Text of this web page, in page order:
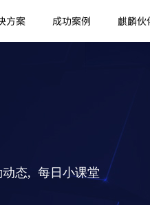
方案 成功案例 麒麟伙
动态, 每日小课堂